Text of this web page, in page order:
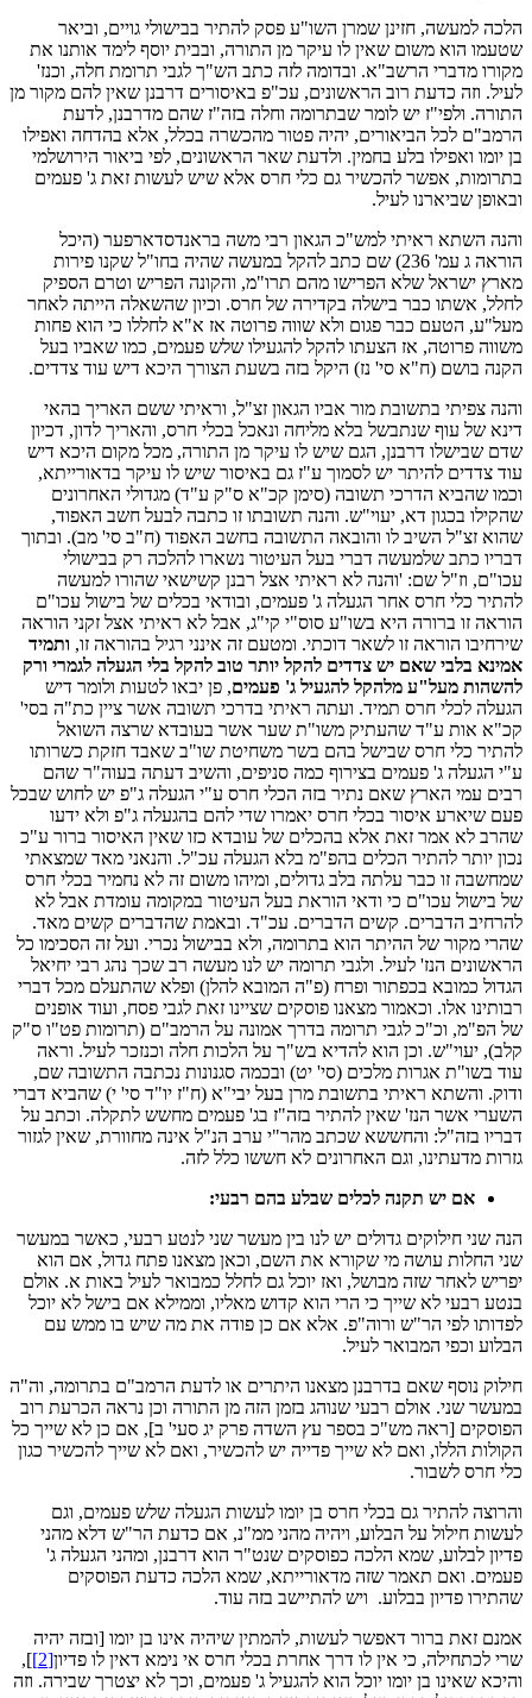
הלכה למעשה, חזינן שמרן השו"ע פסק להתיר בבישולי גויים, וביאר
שטעמו הוא משום שאין לו עיקר מן התורה, ובבית יוסף לימד אותנו את
מקורו מדברי הרשב"א. ובדומה לזה כתב הש"ך לגבי תרומת חלה, וכנז'
לעיל. וזה כדעת רוב הראשונים, עכ"פ באיסורים דרבנן שאין להם מקור מן
התורה. ולפי"ז יש לומר שבתרומה וחלה בזה"ז שהם מדרבנן, לדעת
הרמב"ם לכל הביאורים, יהיה פטור מהכשרה בכלל, אלא בהדחה ואפילו
בן יומו ואפילו בלע בחמין. ולדעת שאר הראשונים, לפי ביאור הירושלמי
בתרומות, אפשר להכשיר גם כלי חרס אלא שיש לעשות זאת ג' פעמים
ובאופן שביארנו לעיל.
והנה השתא ראיתי למש"כ הגאון רבי משה בראנדסדארפער (היכל
הוראה ג עמ' 236) שם כתב להקל במעשה שהיה בחו"ל שקנו פירות
מארץ ישראל שלא הפרישו מהם תרו"מ, והקונה הפריש וטרם הספיק
לחלל, אשתו כבר בישלה בקדירה של חרס. וכיון שהשאלה הייתה לאחר
מעל"ע, הטעם כבר פגום ולא שווה פרוטה אז א"א לחללו כי הוא פחות
משווה פרוטה, אז הצעתו להקל להגעילו שלש פעמים, כמו שאביו בעל
הקנה בושם (ח"א סי' נז) היקל בזה בשעת הצורך היכא דיש עוד צדדים.
והנה צפיתי בתשובת מור אביו הגאון זצ"ל, וראיתי ששם האריך בהאי
דינא של עוף שנתבשל בלא מליחה ונאכל בכלי חרס, והאריך לדון, דכיון
שדם שבישלו דרבנן, הגם שיש לו עיקר מן התורה, מכל מקום היכא דיש
עוד צדדים להיתר יש לסמוך ע"ז גם באיסור שיש לו עיקר בדאורייתא,
וכמו שהביא הדרכי תשובה (סימן קכ"א ס"ק ע"ד) מגדולי האחרונים
שהקילו בכגון דא, יעוי"ש. והנה תשובתו זו כתבה לבעל חשב האפוד,
שהוא זצ"ל השיב לו והובאה התשובה בחשב האפוד (ח"ב סי' מב). ובתוך
דבריו כתב שלמעשה דברי בעל העיטור נשארו להלכה רק בבישולי
עכו"ם, וז"ל שם: 'והנה לא ראיתי אצל רבנן קשישאי שהורו למעשה
להתיר כלי חרס אחר הגעלה ג' פעמים, ובודאי בכלים של בישול עכו"ם
הוראה זו ברורה היא בשו"ע סוס"י קי"ג, אבל לא ראיתי אצל זקני הוראה
שירחיבו הוראה זו לשאר דוכתי. ומטעם זה אינני רגיל בהוראה זו, ותמיד
אמינא בלבי שאם יש צדדים להקל יותר טוב להקל בלי הגעלה לגמרי ורק
להשהות מעל"ע מלהקל להגעיל ג' פעמים, פן יבאו לטעות ולומר דיש
הגעלה לכלי חרס תמיד. ועתה ראיתי בדרכי תשובה אשר ציין כת"ה בסי'
קכ"א אות ע"ד שהעתיק משו"ת שער אשר בעובדא שרצה השואל
להתיר כלי חרס שבישל בהם בשר משחיטת שו"ב שאבד חזקת כשרותו
ע"י הגעלה ג' פעמים בצירוף כמה סניפים, והשיב דעתה בעוה"ר שהם
רבים עמי הארץ שאם נתיר בזה הכלי חרס ע"י הגעלה ג"פ יש לחוש שבכל
פעם שיארע איסור בכלי חרס יאמרו שדי להם בהגעלה ג"פ ולא ידעו
שהרב לא אמר זאת אלא בהכלים של עובדא כזו שאין האיסור ברור ע"כ
נכון יותר להתיר הכלים בהפ"מ בלא הגעלה עכ"ל. והנאני מאד שמצאתי
שמחשבה זו כבר עלתה בלב גדולים, ומיהו משום זה לא נחמיר בכלי חרס
של בישול עכו"ם כי ודאי הוראת בעל העיטור במקומה עומדת אבל לא
להרחיב הדברים. קשים הדברים. עכ"ד. ובאמת שהדברים קשים מאד.
שהרי מקור של ההיתר הוא בתרומה, ולא בבישול נכרי. ועל זה הסכימו כל
הראשונים הנז' לעיל. ולגבי תרומה יש לנו מעשה רב שכך נהג רבי יחיאל
הגדול כמובא בכפתור ופרח (פ"ה המובא להלן) ופלא שהתעלם מכל דברי
רבותינו אלו. וכאמור מצאנו פוסקים שציינו זאת לגבי פסח, ועוד אופנים
של הפ"מ, וכ"כ לגבי תרומה בדרך אמונה על הרמב"ם (תרומות פט"ו ס"ק
קלב), יעוי"ש. וכן הוא להדיא בש"ך על הלכות חלה וכנזכר לעיל. וראה
עוד בשו"ת אגרות מלכים (סי' יט) ובכמה סגנונות נכתבה התשובה שם,
ודוק. והשתא ראיתי בתשובת מרן בעל יבי"א (ח"ז יו"ד סי' י) שהביא דברי
השערי אשר הנז' שאין להתיר בזה"ז בג' פעמים מחשש לתקלה. וכתב על
דבריו בזה"ל: והחששא שכתב מהר"י ערב הנ"ל אינה מחוורת, שאין לגזור
גזרות מדעתינו, וגם האחרונים לא חששו כלל לזה.
אם יש תקנה לכלים שבלע בהם רבעי:
הנה שני חילוקים גדולים יש לנו בין מעשר שני לנטע רבעי, כאשר במעשר
שני החלות עושה מי שקורא את השם, וכאן מצאנו פתח גדול, אם הוא
יפריש לאחר שזה מבושל, ואז יוכל גם לחלל כמבואר לעיל באות א. אולם
בנטע רבעי לא שייך כי הרי הוא קדוש מאליו, וממילא אם בישל לא יוכל
לפדותו לפי הר"ש ורוה"פ. אלא אם כן פודה את מה שיש בו ממש עם
הבלוע וכפי המבואר לעיל.
חילוק נוסף שאם בדרבנן מצאנו היתרים או לדעת הרמב"ם בתרומה, וה"ה
במעשר שני. אולם רבעי שנוהג בזמן הזה מן התורה וכן נראה הכרעת רוב
הפוסקים [ראה מש"כ בספר עץ השדה פרק יג סעי' ב], אם כן לא שייך כל
הקולות הללו, ואם לא שייך פדייה יש להכשיר, ואם לא שייך להכשיר כגון
כלי חרס לשבור.
והרוצה להתיר גם בכלי חרס בן יומו לעשות הגעלה שלש פעמים, וגם
לעשות חילול על הבלוע, ויהיה מהני ממ"נ, אם כדעת הר"ש דלא מהני
פדיון לבלוע, שמא הלכה כפוסקים שנט"ר הוא דרבנן, ומהני הגעלה ג'
פעמים. ואם תאמר שזה מדאורייתא, שמא הלכה כדעת הפוסקים
שהתירו פדיון בבלוע. ויש להתיישב בזה עוד.
אמנם זאת ברור דאפשר לעשות, להמתין שיהיה אינו בן יומו [ובזה יהיה
שרי לכתחילה, כי אין לו דרך אחרת בכלי חרס אי נימא דאין לו פדיון[2]
],
והיכא שאינו בן יומו יוכל הוא להגעיל ג' פעמים, וכך לא יצטרך שבירה. וזה